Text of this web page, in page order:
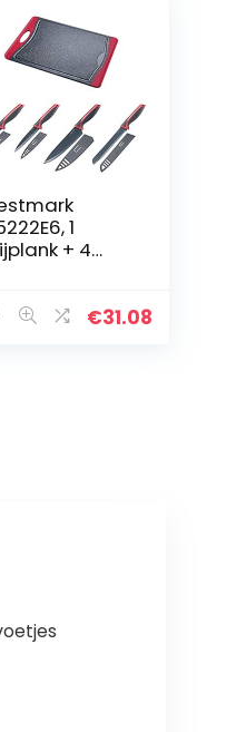
1
+ 4
€31.08